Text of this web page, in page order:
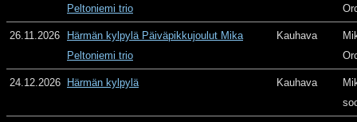
Peltoniemi trio
26.11.2026
Härmän kylpylä Päiväpikkujoulut Mika
Peltoniemi trio
Kauhava
24.12.2026 Härmän kylpylä Kauhava